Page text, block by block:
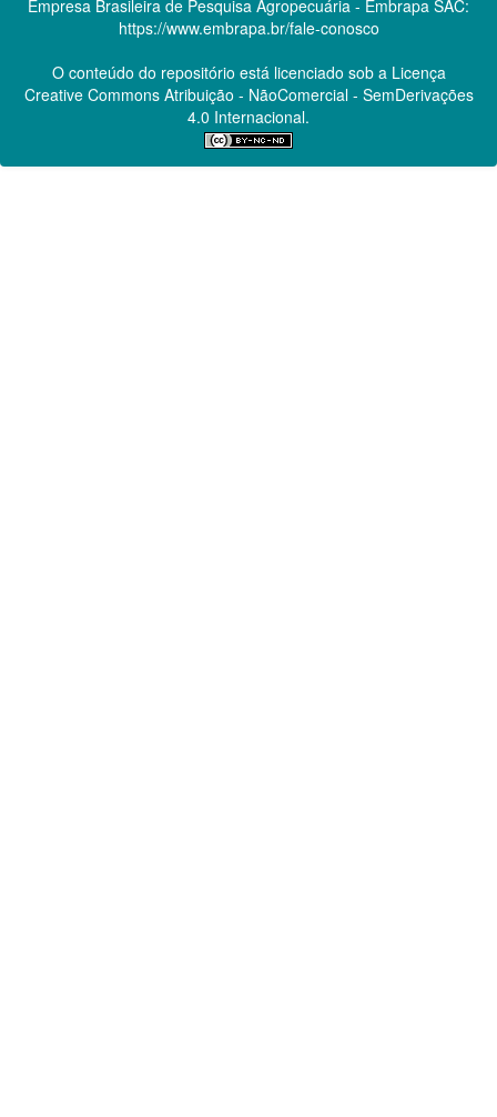
Empresa Brasileira de Pesquisa Agropecuária - Embrapa SAC:
https://www.embrapa.br/fale-conosco
O conteúdo do repositório está licenciado sob a Licença
Creative CommonsAtribuição - NãoComercial - SemDerivações
4.0 Internacional.